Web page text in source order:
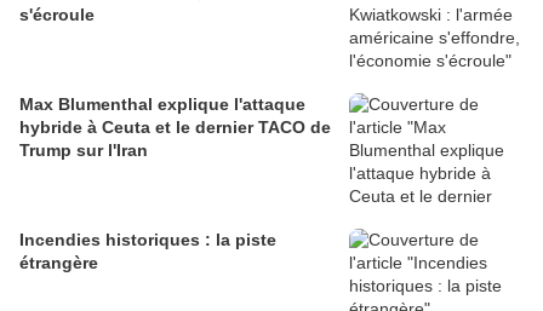
s'écroule
Max Blumenthal explique l'attaque
hybride à Ceuta et le dernier TACO de
Trump sur l'Iran
Incendies historiques : la piste
étrangère